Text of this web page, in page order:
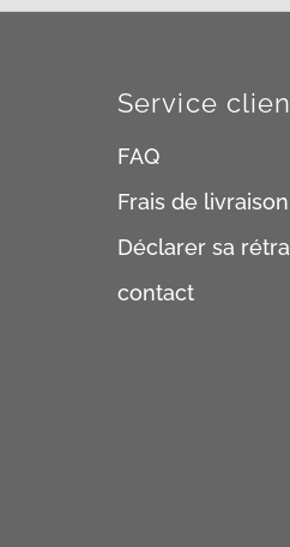
Service
FAQ
Frais de livraison
Déclarer sa
contact